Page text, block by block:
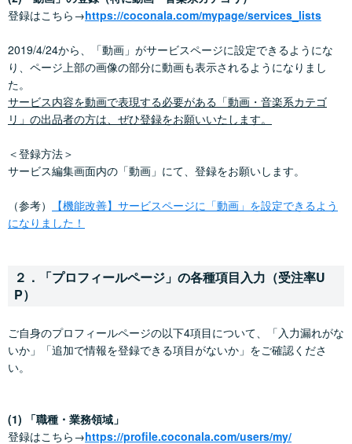
登録はこちら→https://coconala.com/mypage/services_lists
2019/4/24から、「動画」がサービスページに設定できるようにな
り、ページ上部の画像の部分に動画も表示されるようになりまし
た。
サービス内容を動画で表現する必要がある「動画・音楽系カテゴ
リ」の出品者の方は、ぜひ登録をお願いいたします。
＜登録方法＞
サービス編集画面内の「動画」にて、登録をお願いします。
（参考）
【機能改善】サービスページに「動画」を設定できるよう
になりました！
２．「プロフィールページ」の各種項目入力（受注率U
P）
ご自身のプロフィールページの以下4項目について、「入力漏れがな
いか」「追加で情報を登録できる項目がないか」をご確認くださ
い。
(1) 「職種・業務領域」
登録はこちら→https://profile.coconala.com/users/my/